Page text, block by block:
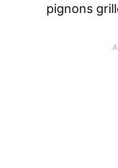
pignons